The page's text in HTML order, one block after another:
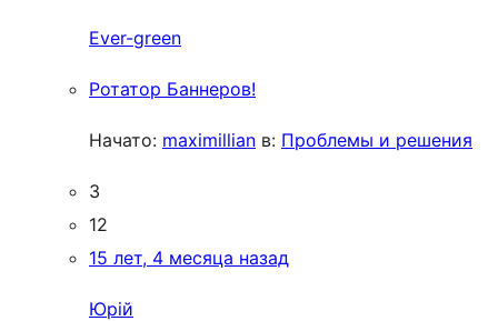
Ever-green
Ротатор Баннеров!
Начато: maximillian в: Проблемы и решения
3
12
15 лет, 4 месяца назад
Юрій